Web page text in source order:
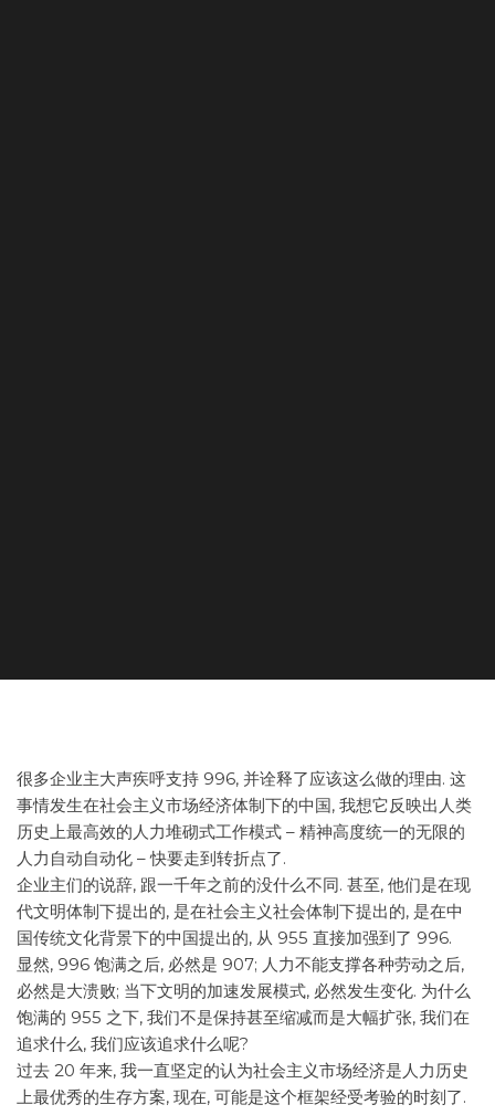
很多企业主大声疾呼支持 996, 并诠释了应该这么做的理由. 这
事情发生在社会主义市场经济体制下的中国, 我想它反映出人类
历史上最高效的人力堆砌式工作模式 – 精神高度统一的无限的
人力自动自动化 – 快要走到转折点了.
企业主们的说辞, 跟一千年之前的没什么不同. 甚至, 他们是在现
代文明体制下提出的, 是在社会主义社会体制下提出的, 是在中
国传统文化背景下的中国提出的, 从 955 直接加强到了 996.
显然, 996 饱满之后, 必然是 907; 人力不能支撑各种劳动之后,
必然是大溃败; 当下文明的加速发展模式, 必然发生变化. 为什么
饱满的 955 之下, 我们不是保持甚至缩减而是大幅扩张, 我们在
追求什么, 我们应该追求什么呢?
过去 20 年来, 我一直坚定的认为社会主义市场经济是人力历史
上最优秀的生存方案, 现在, 可能是这个框架经受考验的时刻了.